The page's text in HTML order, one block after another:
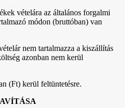
vételára az általános forgalmi
módon (bruttóban) van
nem tartalmazza a kiszállítás
azonban nem kerül
(Ft) kerül feltüntetésre.